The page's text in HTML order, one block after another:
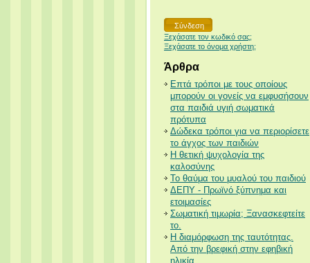
Ξεχάσατε τον κωδικό σας;
Ξεχάσατε το όνομα χρήστη;
Άρθρα
Επτά τρόποι με τους οποίους
μπορούν οι γονείς να εμφυσήσουν
στα παιδιά υγιή σωματικά
πρότυπα
Δώδεκα τρόποι για να περιορίσετε
το άγχος των παιδιών
Η θετική ψυχολογία της
καλοσύνης
Το θαύμα του μυαλού του παιδιού
ΔΕΠΥ - Πρωϊνό ξύπνημα και
ετοιμασίες
Σωματική τιμωρία; Ξανασκεφτείτε
το.
Η διαμόρφωση της ταυτότητας.
Από την βρεφική στην εφηβική
ηλικία.